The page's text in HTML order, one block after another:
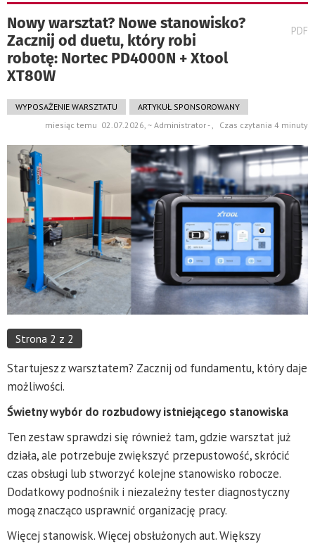
Nowy warsztat? Nowe stanowisko?
Zacznij od duetu, który robi
robotę: Nortec PD4000N + Xtool
XT80W
PDF
WYPOSAŻENIE WARSZTATU
ARTYKUŁ SPONSOROWANY
miesiąc temu 02.07.2026, ~ Administrator - , Czas czytania 4 minuty
Strona 2 z 2
Startujesz z warsztatem? Zacznij od fundamentu, który daje
możliwości.
Świetny wybór do rozbudowy istniejącego stanowiska
Ten zestaw sprawdzi się również tam, gdzie warsztat już
działa, ale potrzebuje zwiększyć przepustowość, skrócić
czas obsługi lub stworzyć kolejne stanowisko robocze.
Dodatkowy podnośnik i niezależny tester diagnostyczny
mogą znacząco usprawnić organizację pracy.
Więcej stanowisk. Więcej obsłużonych aut. Większy